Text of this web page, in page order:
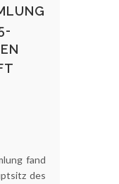
fand
des